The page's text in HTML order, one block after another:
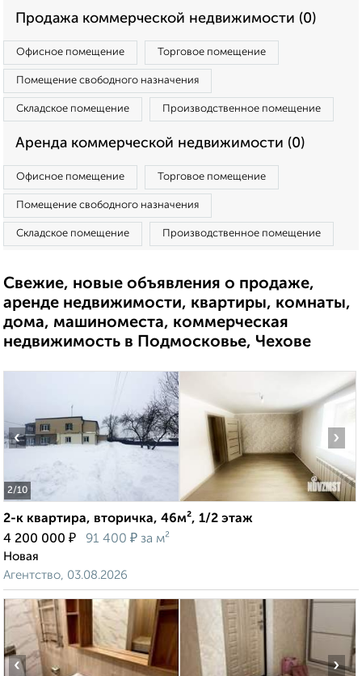
Продажа коммерческой недвижимости (0)
Офисное помещение Торговое помещение
Помещение свободного назначения
Складское помещение Производственное помещение
Аренда коммерческой недвижимости (0)
Офисное помещение Торговое помещение
Помещение свободного назначения
Складское помещение Производственное помещение
Свежие, новые объявления о продаже,
аренде недвижимости, квартиры, комнаты,
дома, машиноместа, коммерческая
недвижимость в Подмосковье, Чехове
2/10
‹ ›
2-к квартира, вторичка, 46м², 1/2 этаж
4 200 000 ₽ 91 400 ₽ за м²
Новая
Агентство, 03.08.2026
‹ ›